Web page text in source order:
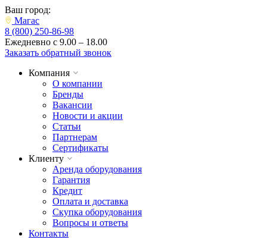
Ваш город:
Магас
8 (800) 250-86-98
Ежедневно с 9.00 – 18.00
Заказать обратный звонок
Компания
О компании
Бренды
Вакансии
Новости и акции
Статьи
Партнерам
Сертификаты
Клиенту
Аренда оборудования
Гарантия
Кредит
Оплата и доставка
Скупка оборудования
Вопросы и ответы
Контакты